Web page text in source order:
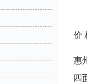
价
惠
四